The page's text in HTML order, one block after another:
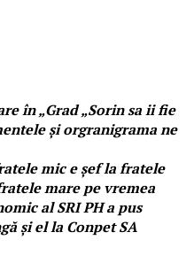
în „Grad „Sorin sa ii fie
și orgranigrama ne
mic e șef la fratele
mare pe vremea
al SRI PH a pus
și el la Conpet SA